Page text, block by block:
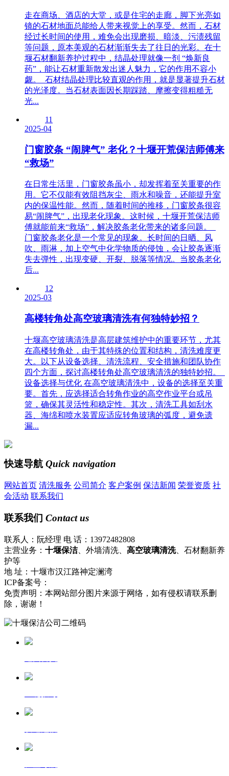
走在商场、酒店的大堂，或是住宅的走廊，脚下光亮如
镜的石材地面总能给人带来视觉上的享受。然而，石材
经过长时间的使用，难免会出现磨损、暗淡、污渍残留
等问题，原本美观的石材渐渐失去了往日的光彩。在十
堰石材翻新养护过程中，结晶处理就像一剂 “焕新良
药”，能让石材重新散发出迷人魅力，它的作用不容小
觑。​ 石材结晶处理比较直观的作用，就是显著提升石材
的光泽度。当石材表面因长期踩踏、摩擦变得粗糙无
光...
11
2025-04
门窗胶条 “闹脾气” 老化？十堰开荒保洁师傅来
“救场”
在日常生活里，门窗胶条虽小，却发挥着至关重要的作
用。它不仅能有效阻挡灰尘、雨水和噪音，还能提升室
内的保温性能。然而，随着时间的推移，门窗胶条很容
易“闹脾气”，出现老化现象。这时候，十堰开荒保洁师
傅就能前来“救场”，解决胶条老化带来的诸多问题。
门窗胶条老化是一个常见的现象。长时间的日晒、风
吹、雨淋，加上空气中化学物质的侵蚀，会让胶条逐渐
失去弹性，出现变硬、开裂、脱落等情况。当胶条老化
后...
12
2025-03
高楼转角处高空玻璃清洗有何独特妙招？
十堰高空玻璃清洗是高层建筑维护中的重要环节，尤其
在高楼转角处，由于其特殊的位置和结构，清洗难度更
大。以下从设备选择、清洗流程、安全措施和团队协作
四个方面，探讨高楼转角处高空玻璃清洗的独特妙招。
设备选择与优化 在高空玻璃清洗中，设备的选择至关重
要。首先，应选择适合转角作业的高空作业平台或吊
篮，确保其灵活性和稳定性。其次，清洗工具如刮水
器、海绵和喷水装置应适应转角玻璃的弧度，避免遗
漏...
快速导航 Quick navigation
网站首页 清洗服务 公司简介 客户案例 保洁新闻 荣誉资质 社
会活动 联系我们
联系我们 Contact us
联系人：阮经理 电 话：13972482808
主营业务： 十堰保洁、外墙清洗、 高空玻璃清洗、石材翻新养
护等
地 址：十堰市汉江路神定澜湾
ICP备案号：
免责声明：本网站部分图片来源于网络，如有侵权请联系删
除，谢谢！